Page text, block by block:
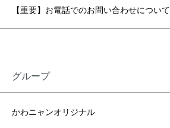
【重要】お電話でのお問い合わせについて
グループ
かわニャンオリジナル